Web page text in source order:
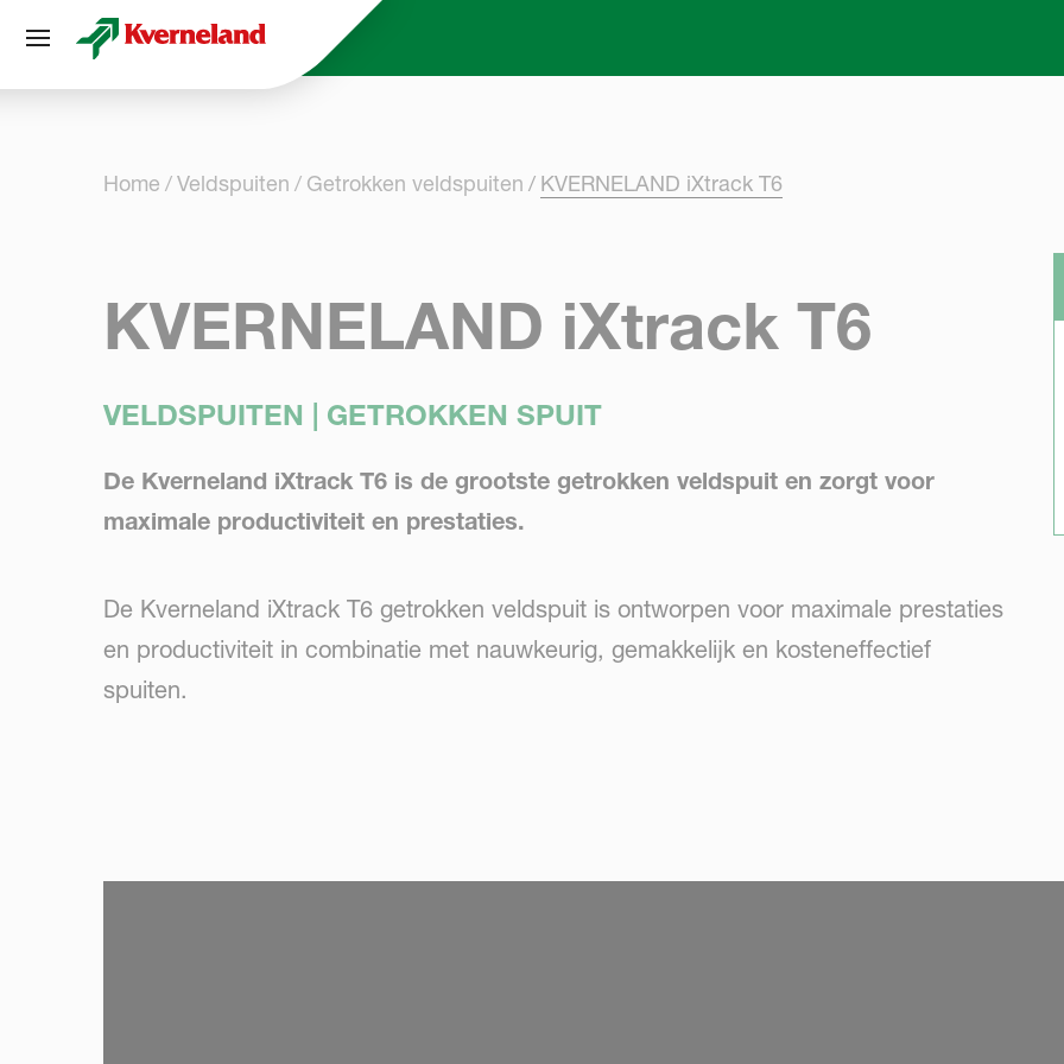
Home Veldspuiten Getrokken veldspuiten KVERNELAND iXtrack T6
KVERNELAND iXtrack T6
VELDSPUITEN | GETROKKEN SPUIT
De Kverneland iXtrack T6 is de grootste getrokken veldspuit en zorgt voor
maximale productiviteit en prestaties.
De Kverneland iXtrack T6 getrokken veldspuit is ontworpen voor maximale prestaties
en productiviteit in combinatie met nauwkeurig, gemakkelijk en kosteneffectief
spuiten.
Cookies beheer paneel